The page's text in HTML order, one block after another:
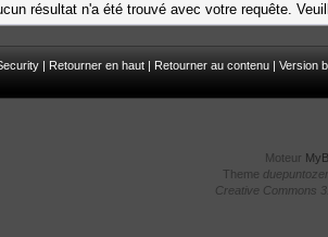
résultat n'a été trouvé avec votre requête.
| Retourner en haut | Retourner au contenu | Version
Moteur
Theme
Creative Commons